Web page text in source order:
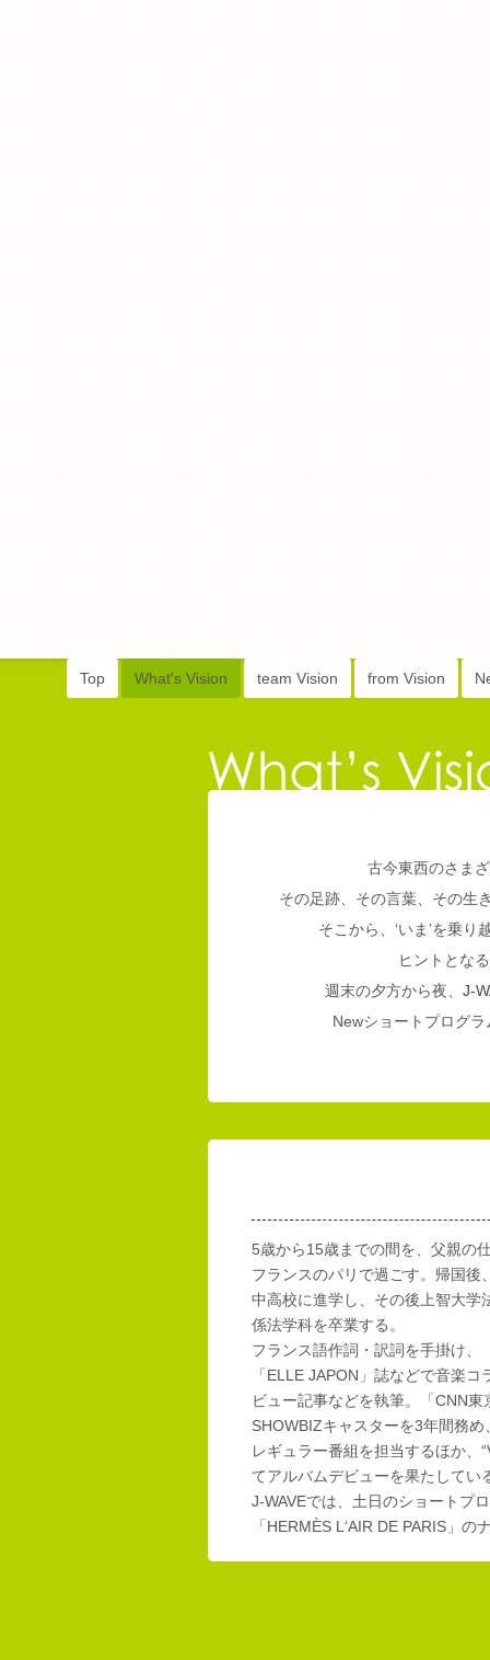
Top What's Vision team Vision from Vision
古今東西のさま
その足跡、その言葉、その生
そこから、‘いま’を乗
ヒントとな
週末の夕方から夜、 J-
Newショートプログ
5歳から15歳までの間を、父親の
フランスのパリで過ごす。帰国後
中高校に進学し、その後上智大学
係法学科を卒業する。
フランス語作詞・訳詞を手掛け、
「ELLE JAPON」誌などで音楽コ
ビュー記事などを執筆。「CNN東
SHOWBIZキャスターを3年間務め
レギュラー番組を担当するほか、
てアルバムデビューを果たしてい
J-WAVEでは、土日のショートプ
「HERMÈS L‘AIR DE PARIS」